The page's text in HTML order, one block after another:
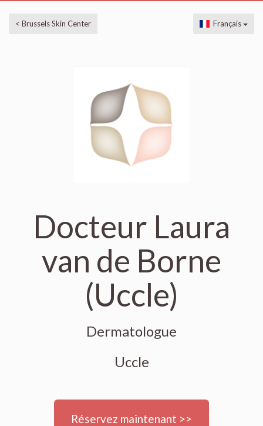
< Brussels Skin Center Français
Docteur Laura
van de Borne
(Uccle)
Dermatologue
Uccle
Réservez maintenant >>